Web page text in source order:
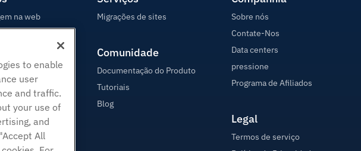
na web
com etiqueta em
VPS
VPS
VPS
gerenciado VPS
Migrações de sites
Comunidade
Documentação do Produto
Tutoriais
Blog
Sobre nós
Contate-Nos
Data centers
pressione
Programa de Afiliados
Legal
Termos de serviço
to enable
user
and traffic.
your use of
and
All